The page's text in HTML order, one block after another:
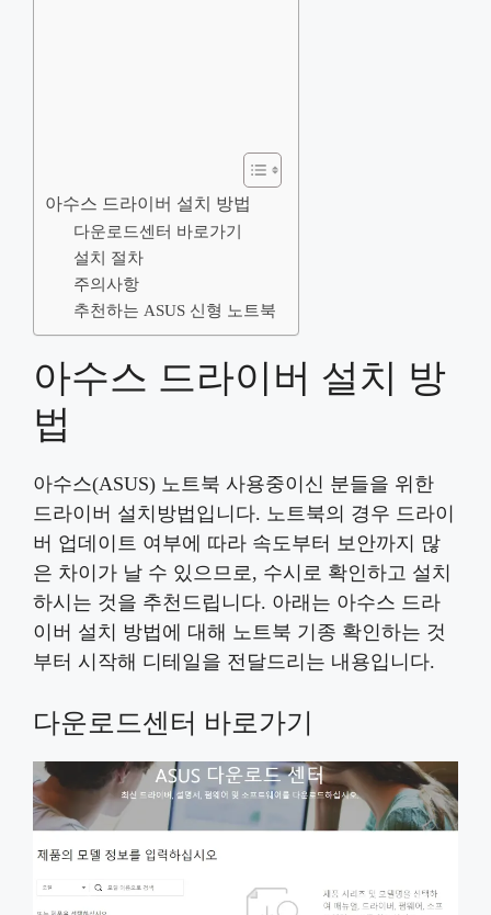
아수스 드라이버 설치 방법
다운로드센터 바로가기
설치 절차
주의사항
추천하는 ASUS 신형 노트북
아수스 드라이버 설치 방
법
아수스(ASUS) 노트북 사용중이신 분들을 위한
드라이버 설치방법입니다. 노트북의 경우 드라이
버 업데이트 여부에 따라 속도부터 보안까지 많
은 차이가 날 수 있으므로, 수시로 확인하고 설치
하시는 것을 추천드립니다. 아래는 아수스 드라
이버 설치 방법에 대해 노트북 기종 확인하는 것
부터 시작해 디테일을 전달드리는 내용입니다.
다운로드센터 바로가기